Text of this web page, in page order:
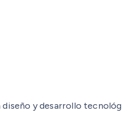
diseño y desarrollo